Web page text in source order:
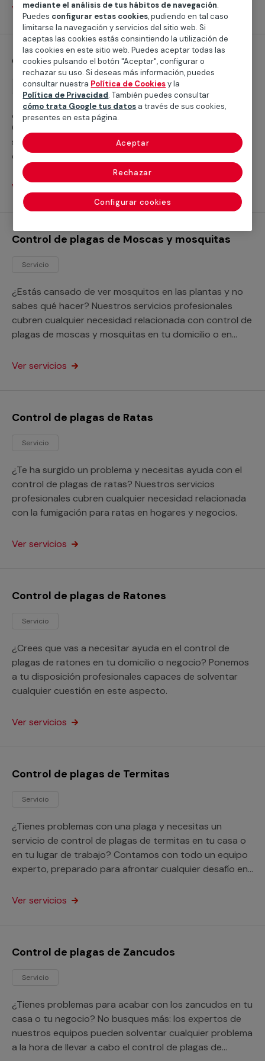
Ver servicios
Control de plagas de Hormigas
Servicio
¿No sabes qué hacer para matar las hormigas?
Contamos con un servicio especializado que
solventará todos los problemas que te surjan a la hora
de efectuar el control de plagas de hormigas en tu
vivienda o en tu empresa.
Ver servicios
Control de plagas de Moscas y mosquitas
Servicio
¿Estás cansado de ver mosquitos en las plantas y no
sabes qué hacer? Nuestros servicios profesionales
cubren cualquier necesidad relacionada con control de
plagas de moscas y mosquitas en tu domicilio o en
Ver servicios
Control de plagas de Ratas
Servicio
¿Te ha surgido un problema y necesitas ayuda con el
control de plagas de ratas? Nuestros servicios
profesionales cubren cualquier necesidad relacionada
con la fumigación para ratas en hogares y negocios.
Ver servicios
Control de plagas de Ratones
Servicio
¿Crees que vas a necesitar ayuda en el control de
plagas de ratones en tu domicilio o negocio? Ponemos
a tu disposición profesionales capaces de solventar
cualquier cuestión en este aspecto.
Ver servicios
Control de plagas de Termitas
Servicio
¿Tienes problemas con una plaga y necesitas un
servicio de control de plagas de termitas en tu casa o
en tu lugar de trabajo? Contamos con todo un equipo
experto, preparado para afrontar cualquier desafío en
Ver servicios
Control de plagas de Zancudos
Servicio
¿Tienes problemas para acabar con los zancudos en tu
casa o tu negocio? No busques más: los expertos de
nuestros equipos pueden solventar cualquier problema
a la hora de llevar a cabo el control de plagas de
mediante el análisis de tus hábitos de navegación.
Puedes configurar estas cookies, pudiendo en tal caso
limitarse la navegación y servicios del sitio web. Si
aceptas las cookies estás consintiendo la utilización de
las cookies en este sitio web. Puedes aceptar todas las
cookies pulsando el botón "Aceptar", configurar o
rechazar su uso. Si deseas más información, puedes
consultar nuestra Política de Cookiesy la
Política de Privacidad. También puedes consultar
cómo trata Google tus datos a través de sus cookies,
presentes en esta página.
Configurar cookies
Rechazar
Aceptar